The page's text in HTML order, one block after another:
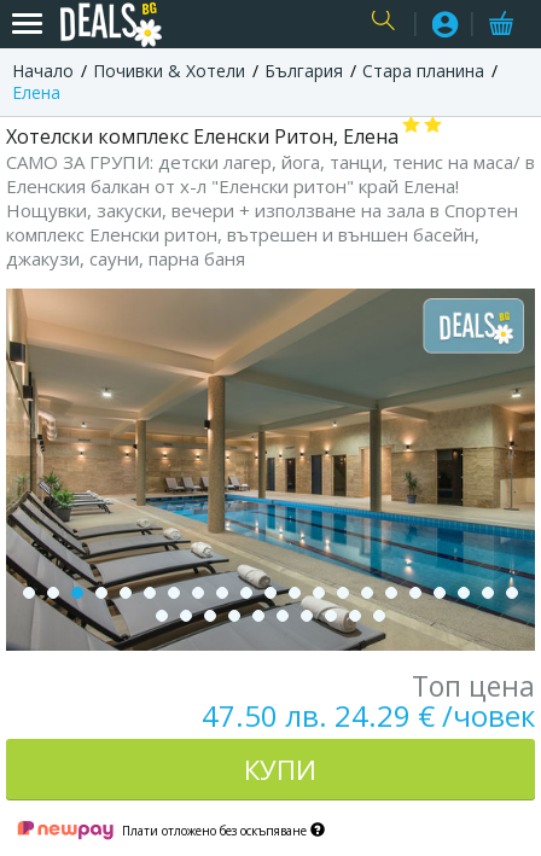
USER
Начало Почивки & Хотели България
Стара планина
Елена
Хотелски комплекс Еленски Ритон, Елена
САМО ЗА ГРУПИ: детски лагер, йога, танци, тенис на маса/ в
Еленския балкан от х-л "Еленски ритон" край Елена!
Нощувки, закуски, вечери + използване на зала в Спортен
комплекс Еленски ритон, вътрешен и външен басейн,
джакузи, сауни, парна баня
Топ цена
47.50 лв. 24.29 € /човек
КУПИ
Плати отложено без оскъпяване